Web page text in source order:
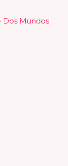
Dos Mundos